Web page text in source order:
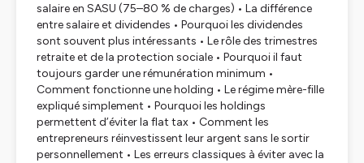
salaire en SASU (75–80 % de charges) • La différence
entre salaire et dividendes • Pourquoi les dividendes
sont souvent plus intéressants • Le rôle des trimestres
retraite et de la protection sociale • Pourquoi il faut
toujours garder une rémunération minimum •
Comment fonctionne une holding • Le régime mère-fille
expliqué simplement • Pourquoi les holdings
permettent d’éviter la flat tax • Comment les
entrepreneurs réinvestissent leur argent sans le sortir
personnellement • Les erreurs classiques à éviter avec la